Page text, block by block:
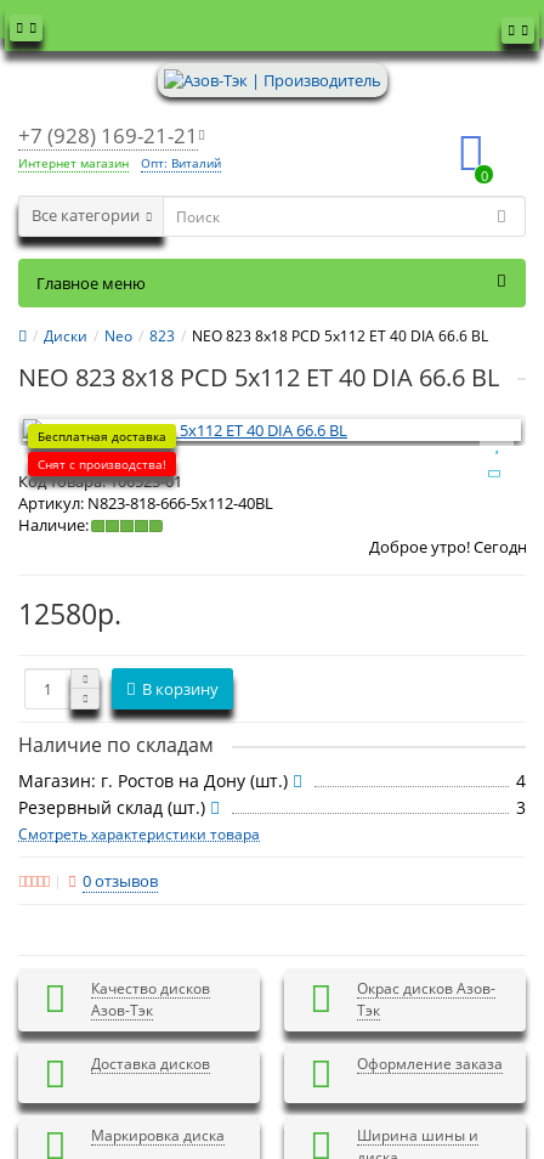
+7 (928) 169-21-21
Интернет магазин Опт: Виталий
0
Все категории
Главное меню
Диски Neo 823 NEO 823 8x18 PCD 5x112 ET 40 DIA 66.6 BL
NEO 823 8x18 PCD 5x112 ET 40 DIA 66.6 BL
Бесплатная доставка
Снят с производства!
Код товара:106523-01
Артикул: N823-818-666-5x112-40BL
Наличие:
Доброе утро! СегодняЧетверг 6
12580р.
В корзину
Наличие по складам
Магазин: г. Ростов на Дону (шт.)
4
Резервный склад (шт.)
3
Смотреть характеристики товара
0 отзывов
Качество дисков
Азов-Тэк
Окрас дисков Азов-
Тэк
Доставка дисков Оформление заказа
Маркировка диска
Ширина шины и